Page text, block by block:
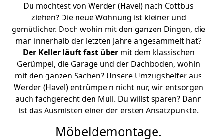
Du möchtest von Werder (Havel) nach Cottbus
ziehen? Die neue Wohnung ist kleiner und
gemütlicher. Doch wohin mit den ganzen Dingen, die
man innerhalb der letzten Jahre angesammelt hat?
Der Keller läuft fast übermit dem klassischen
Gerümpel, die Garage und der Dachboden, wohin
mit den ganzen Sachen? Unsere Umzugshelfer aus
Werder (Havel) entrümpeln nicht nur, wir entsorgen
auch fachgerecht den Müll. Du willst sparen? Dann
ist das Ausmisten einer der ersten Ansatzpunkte.
Möbeldemontage.